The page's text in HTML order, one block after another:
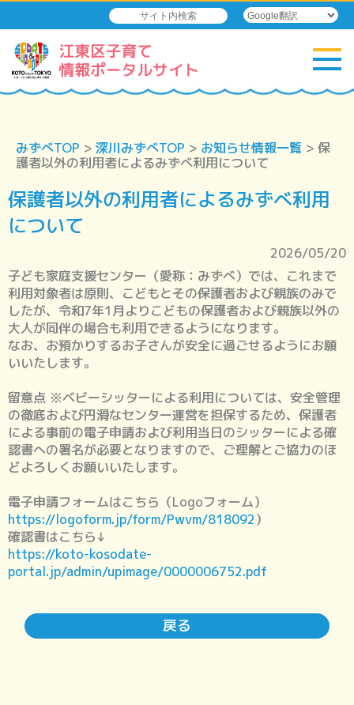
みずべTOP > 深川みずべTOP > お知らせ情報一覧 > 保
護者以外の利用者によるみずべ利用について
保護者以外の利用者によるみずべ利用
について
2026/05/20
子ども家庭支援センター（愛称：みずべ）では、これまで
利用対象者は原則、こどもとその保護者および親族のみで
したが、令和7年1月よりこどもの保護者および親族以外の
大人が同伴の場合も利用できるようになります。
なお、お預かりするお子さんが安全に過ごせるようにお願
いいたします。
留意点 ※ベビーシッターによる利用については、安全管理
の徹底および円滑なセンター運営を担保するため、保護者
による事前の電子申請および利用当日のシッターによる確
認書への署名が必要となりますので、ご理解とご協力のほ
どよろしくお願いいたします。
電子申請フォームはこちら（Logoフォーム）
https://logoform.jp/form/Pwvm/818092）
確認書はこちら↓
https://koto-kosodate-
portal.jp/admin/upimage/0000006752.pdf
戻る